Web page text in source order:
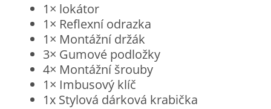
1× lokátor
1× Reflexní odrazka
1× Montážní držák
3× Gumové podložky
4× Montážní šrouby
1× Imbusový klíč
1x Stylová dárková krabička